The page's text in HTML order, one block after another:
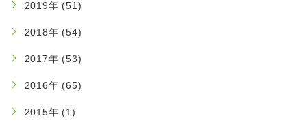
2019年 (51)
2018年 (54)
2017年 (53)
2016年 (65)
2015年 (1)